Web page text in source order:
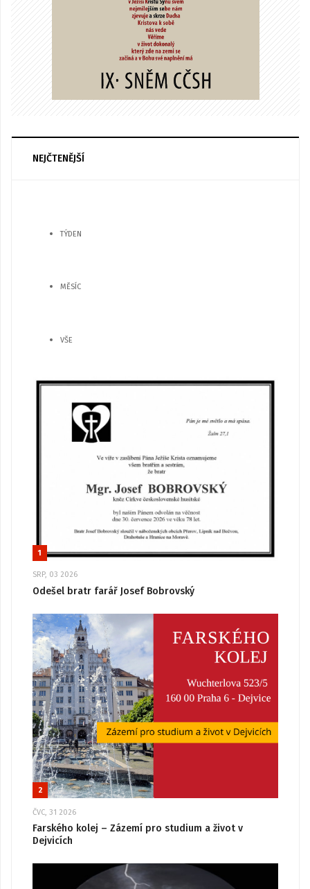
NEJČTENĚJŠÍ
TÝDEN
MĚSÍC
VŠE
1
SRP, 03 2026
Odešel bratr farář Josef Bobrovský
2
ČVC, 31 2026
Farského kolej – Zázemí pro studium a život v
Dejvicích